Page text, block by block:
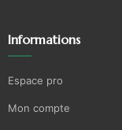
Informations
Espace pro
Mon compte